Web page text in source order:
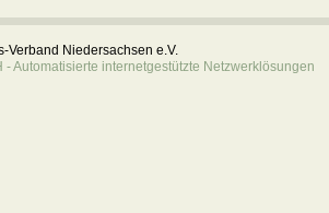
Verband Niedersachsen e.V.
- Automatisierte internetgestützte Netzwerklösungen